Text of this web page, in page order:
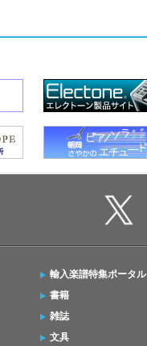
輸入楽譜特集ポータル
書籍
雑誌
文具